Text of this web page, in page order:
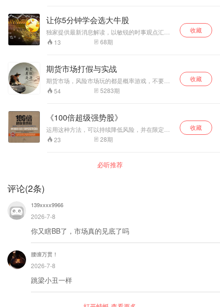
让你5分钟学会选大牛股
独家提供最新消息解读，以敏锐的时事观点汇总
股票分析，以股会友 以股论道 愿结交天下股友有
知己授人以鱼不如授人以渔 。
13 68期
收藏
期货市场打假与实战
期货市场，风险市场玩的都是概率游戏，不要被
假象蒙蔽,任何偏执狂,梦想家都注定成为炮灰，概
率是靠大数据支撑的，不是凭空想出来的，上百
钱，大数据也会告诉你唯有轻仓操作才可以扛得
住极端的黑天鹅事件，大数据还将告诉您追求高
胜率是很难稳定的，但追求高的盈亏比却经常能
够实现，总而言之无数先辈已经用自己的血与泪
总结出这三条原则: 顺势，轻仓，盈亏比大于三
54 5283期
收藏
《100倍超级强势股》
运用这种方法，可以持续降低风险，并在限定的
风险回报比范围内将收益最大化，能够帮助你在
波动的市场中获得超额回报。​
23 28期
收藏
必听推荐
评论(2条)
139xxxx9966
2026-7-8
你又瞎BB了，市场真的见底了吗
腰缠万贯！
2026-7-8
跳梁小丑一样